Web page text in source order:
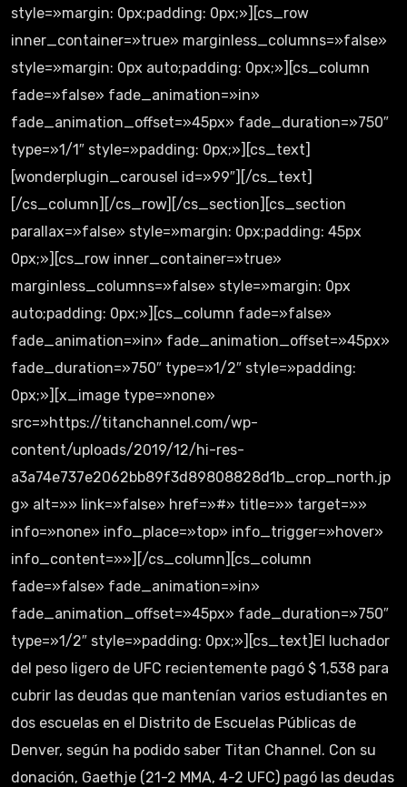
style=»margin: 0px;padding: 0px;»][cs_row
inner_container=»true» marginless_columns=»false»
style=»margin: 0px auto;padding: 0px;»][cs_column
fade=»false» fade_animation=»in»
fade_animation_offset=»45px» fade_duration=»750″
type=»1/1″ style=»padding: 0px;»][cs_text]
[wonderplugin_carousel id=»99″][/cs_text]
[/cs_column][/cs_row][/cs_section][cs_section
parallax=»false» style=»margin: 0px;padding: 45px
0px;»][cs_row inner_container=»true»
marginless_columns=»false» style=»margin: 0px
auto;padding: 0px;»][cs_column fade=»false»
fade_animation=»in» fade_animation_offset=»45px»
fade_duration=»750″ type=»1/2″ style=»padding:
0px;»][x_image type=»none»
src=»https://titanchannel.com/wp-
content/uploads/2019/12/hi-res-
a3a74e737e2062bb89f3d89808828d1b_crop_north.jp
g» alt=»» link=»false» href=»#» title=»» target=»»
info=»none» info_place=»top» info_trigger=»hover»
info_content=»»][/cs_column][cs_column
fade=»false» fade_animation=»in»
fade_animation_offset=»45px» fade_duration=»750″
type=»1/2″ style=»padding: 0px;»][cs_text]El luchador
del peso ligero de UFC recientemente pagó $ 1,538 para
cubrir las deudas que mantenían varios estudiantes en
dos escuelas en el Distrito de Escuelas Públicas de
Denver, según ha podido saber Titan Channel. Con su
donación, Gaethje (21-2 MMA, 4-2 UFC) pagó las deudas